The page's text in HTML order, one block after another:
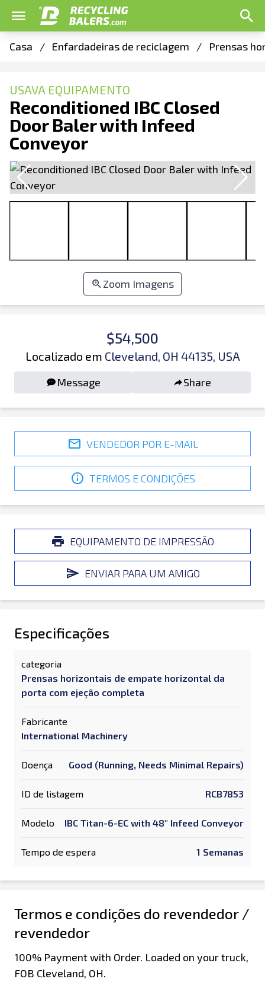
Casa / Enfardadeiras de reciclagem / Prensas
USAVA EQUIPAMENTO
Reconditioned IBC Closed
Door Baler with Infeed
Conveyor
Zoom Imagens
$54,500
Localizado em Cleveland, OH 44135, USA
Message Share
VENDEDOR POR E-MAIL
TERMOS E CONDIÇÕES
EQUIPAMENTO DE IMPRESSÃO
ENVIAR PARA UM AMIGO
Especificações
categoria
Prensas horizontais de empate horizontal da
porta com ejeção completa
Fabricante
International Machinery
Doença Good (Running, Needs Minimal Repairs)
ID de listagem RCB7853
Modelo IBC Titan-6-EC with 48" Infeed Conveyor
Tempo de espera 1 Semanas
Termos e condições do revendedor /
revendedor
100% Payment with Order. Loaded on your truck,
FOB Cleveland, OH.